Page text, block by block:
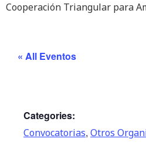
Cooperación Triangular para
« All Eventos
Categories:
Convocatorias, Otros